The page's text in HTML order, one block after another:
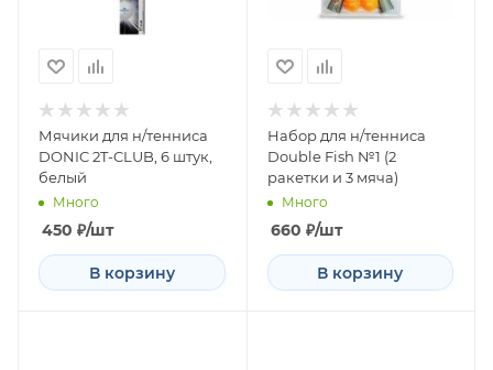
Мячики для н/тенниса
DONIC 2T-CLUB, 6 штук,
белый
Много
450 ₽/шт
В корзину
Набор для н/тенниса
Double Fish №1 (2
ракетки и 3 мяча)
Много
660 ₽/шт
В корзину